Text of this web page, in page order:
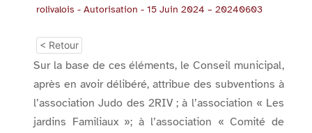
rolivalois - Autorisation - 15 Juin 2024 – 20240603
< Retour
Sur la base de ces éléments, le Conseil municipal,
après en avoir délibéré, attribue des subventions à
l’association Judo des 2RIV ; à l’association « Les
jardins Familiaux »; à l’association « Comité de